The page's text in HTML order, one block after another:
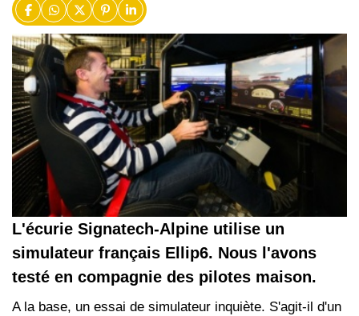
L'écurie Signatech-Alpine utilise un
simulateur français Ellip6. Nous l'avons
testé en compagnie des pilotes maison.
A la base, un essai de simulateur inquiète. S'agit-il d'un